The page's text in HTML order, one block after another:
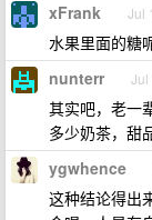
xFrank Jul
水果里面的糖
nunterr Jul
其实吧，老一
多少奶茶，甜
ygwhence
这种结论得出